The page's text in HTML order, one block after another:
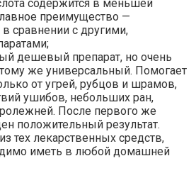
содержится в меньшей
преимущество —
сравнении с другими,
дешевый препарат, но очень
же универсальный. Помогает
от угрей, рубцов и шрамов,
ушибов, небольших ран,
После первого же
положительный результат.
тех лекарственных средств,
иметь в любой домашней